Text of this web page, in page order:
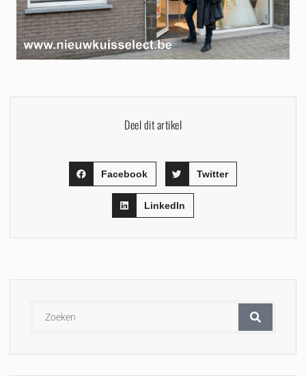
Deel dit artikel
Facebook Twitter
LinkedIn